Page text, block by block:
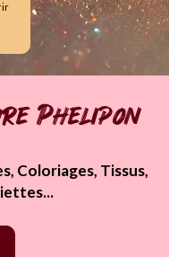
Phelipon
Coloriages, Tissus,